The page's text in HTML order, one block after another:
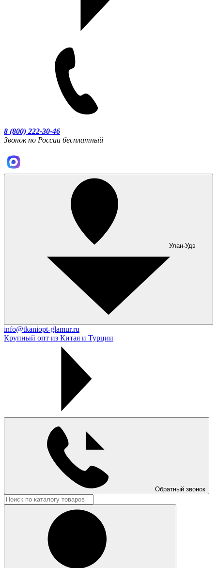
8 (800) 222-30-46
Звонок по России бесплатный
Улан-Удэ
info@tkaniopt-glamur.ru
Крупный опт из Китая и Турции
Обратный звонок